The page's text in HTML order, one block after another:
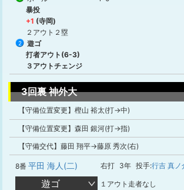
暴投
+1 (寺岡)
２アウト２塁
2
遊ゴ
打者アウト(6-3)
３アウトチェンジ
3回裏 神外大
【守備位置変更】樫山 裕太(打→中)
【守備位置変更】森田 銀河(打→指)
【守備交代】藤田 翔平→藤原 秀次(右)
8番 平田 海人(二) 右打 3年 投手:行吉 真ノ
遊ゴ １アウト走者なし